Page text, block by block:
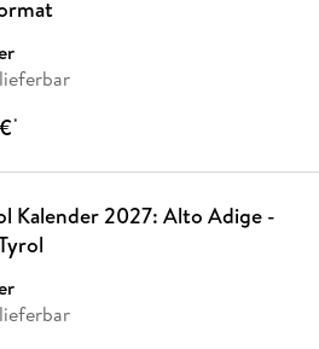
*
Kalender 2027: Alto Adige -